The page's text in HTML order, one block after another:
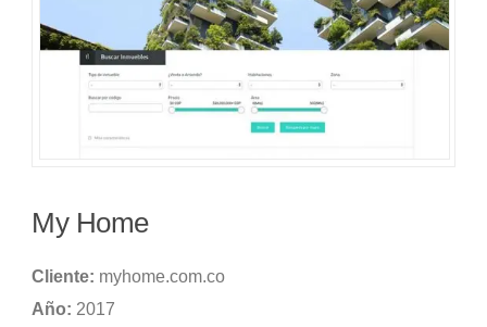
My Home
Cliente: myhome.com.co
Año: 2017